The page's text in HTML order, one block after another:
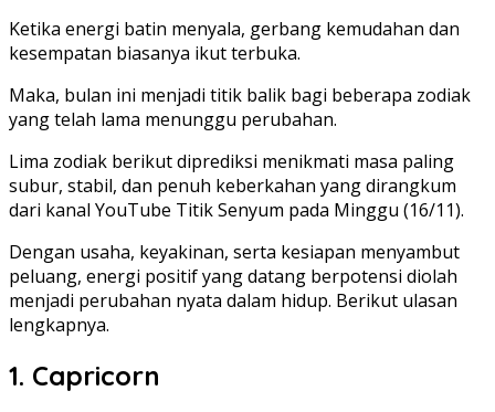
Ketika energi batin menyala, gerbang kemudahan dan
kesempatan biasanya ikut terbuka.
Maka, bulan ini menjadi titik balik bagi beberapa zodiak
yang telah lama menunggu perubahan.
Lima zodiak berikut diprediksi menikmati masa paling
subur, stabil, dan penuh keberkahan yang dirangkum
dari kanal YouTube Titik Senyum pada Minggu (16/11).
Dengan usaha, keyakinan, serta kesiapan menyambut
peluang, energi positif yang datang berpotensi diolah
menjadi perubahan nyata dalam hidup. Berikut ulasan
lengkapnya.
1. Capricorn